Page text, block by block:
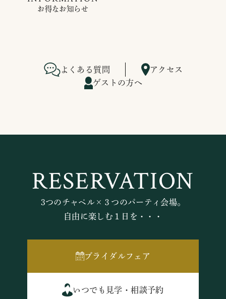
お得なお知らせ
よくある質問
アクセス
ゲストの方へ
RESERVATION
3つのチャペル×３つのパーティ会場。
自由に楽しむ１日を・・・
ブライダルフェア
いつでも見学・相談予約